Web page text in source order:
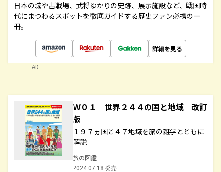
日本の城や古戦場、武将ゆかりの史跡、展示施設など、戦国時
代にまつわるスポットを徹底ガイドする歴史ファン必携の一
冊。
詳細を見る
AD
Ｗ０１ 世界２４４の国と地域 改訂
版
１９７ヵ国と４７地域を旅の雑学とともに
解説
旅の図鑑
2024.07.18 発売